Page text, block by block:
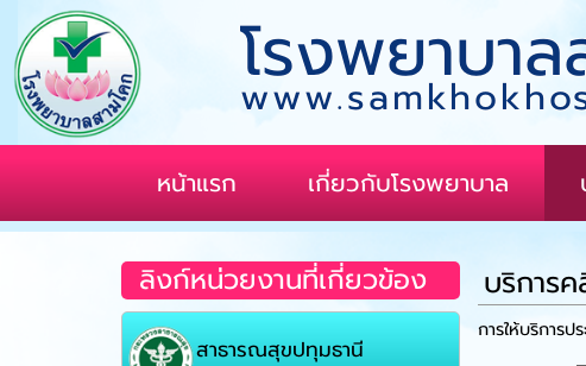
โรงพยาบาล
หน้าแรก เกี่ยวกับโรงพยาบาล
ลิงก์หน่วยงานที่เกี่ยวข้อง
สาธารณสุขปทุมธานี
บริการ
การให้บริการ